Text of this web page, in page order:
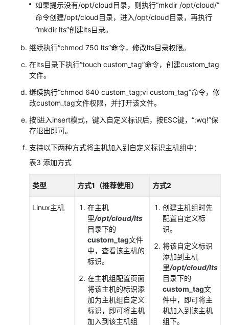
域）
户
指
南
（1.0）
盟
区
域）
API（联
区
如果提示没有/opt/cloud目录，则执行“mkdir /opt/cloud/”
命令创建/opt/cloud目录，进入/opt/cloud目录，再执行
“mkdir lts”创建lts目录。
继续执行“chmod 750 lts”命令，修改lts目录权限。
在lts目录下执行“touch custom_tag”命令，创建custom_tag
文件。
继续执行“chmod 640 custom_tag;vi custom_tag”命令，修
改custom_tag文件权限，并打开该文件。
按i进入insert模式，键入自定义标识后，按ESC键，“:wq!”保
存退出即可。
支持以下两种方式将主机加入到自定义标识主机组中：
表3 添加方式
类型 方式1（推荐使用） 方式2
Linux主机
在主机
里/opt/cloud/lts
目录下的
custom_tag文件
中，查看该主机的
标识。
在主机组配置页面
将该主机的标识添
加为主机组自定义
标识，即可将主机
加入到该主机组
创建主机组时先
配置自定义标
识。
将该自定义标识
添加到主机
里/opt/cloud/lts
目录下的
custom_tag文
件中，即可将主
机加入到该主机
组下。